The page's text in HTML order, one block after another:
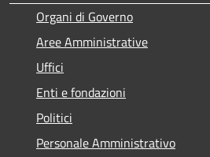
Organi di Governo
Aree Amministrative
Uffici
Enti e fondazioni
Politici
Personale Amministrativo